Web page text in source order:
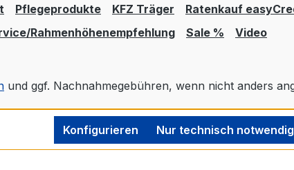
Pflegeprodukte KFZ Träger Ratenkauf
Rahmenhöhenempfehlung Sale % Video
und ggf. Nachnahmegebühren, wenn nicht anders
mit Shopware Nur technisch
Konfigurieren